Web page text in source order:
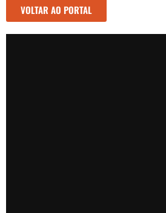
VOLTAR AO PORTAL